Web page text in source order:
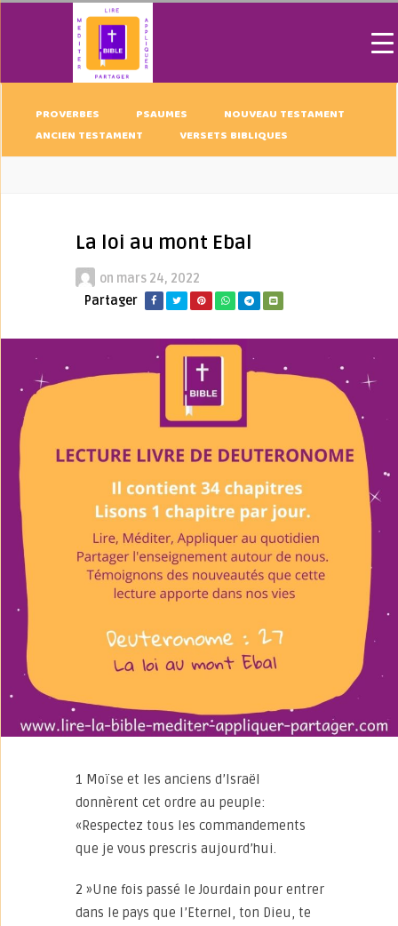
PROVERBES PSAUMES
NOUVEAU TESTAMENT
ANCIEN TESTAMENT
VERSETS BIBLIQUES
La loi au mont Ebal
on mars 24, 2022
Partager
1 Moïse et les anciens d’Israël
donnèrent cet ordre au peuple:
«Respectez tous les commandements
que je vous prescris aujourd’hui.
2 »Une fois passé le Jourdain pour entrer
dans le pays que l’Eternel, ton Dieu, te